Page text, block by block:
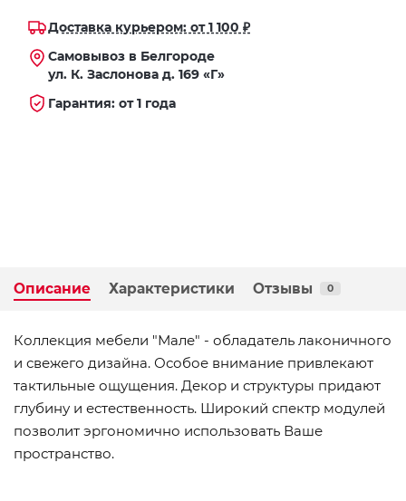
Доставка курьером: от 1 100 ₽
Самовывоз в Белгороде
ул. К. Заслонова д. 169 «Г»
Гарантия: от 1 года
Описание Характеристики Отзывы 0
Коллекция мебели "Мале" - обладатель лаконичного
и свежего дизайна. Особое внимание привлекают
тактильные ощущения. Декор и структуры придают
глубину и естественность. Широкий спектр модулей
позволит эргономично использовать Ваше
пространство.